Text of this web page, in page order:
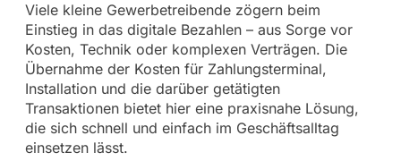
Viele kleine Gewerbetreibende zögern beim
Einstieg in das digitale Bezahlen – aus Sorge vor
Kosten, Technik oder komplexen Verträgen. Die
Übernahme der Kosten für Zahlungsterminal,
Installation und die darüber getätigten
Transaktionen bietet hier eine praxisnahe Lösung,
die sich schnell und einfach im Geschäftsalltag
einsetzen lässt.